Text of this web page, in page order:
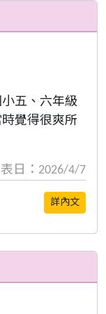
五、六年級
覺得很爽所
日：2026/4/7
詳內文